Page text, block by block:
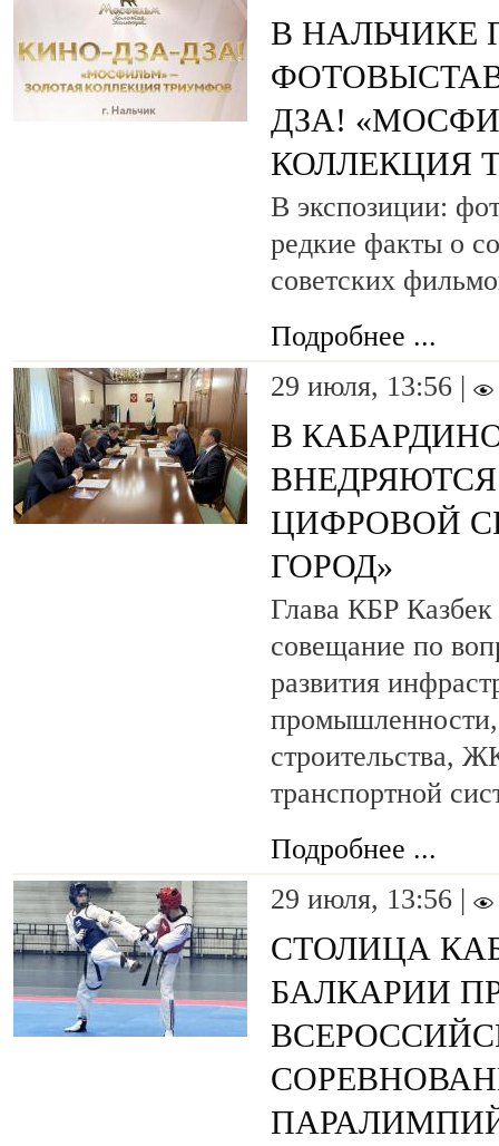
В НАЛЬЧИКЕ
ДЗА!
КОЛЛЕКЦИЯ
В экспозиции:
редкие факты о
советских
Подробнее ...
29 июля, 13:56 |
В
ЦИФРОВОЙ
ГОРОД»
Глава КБР
совещание по
развития
промышленности,
строительства,
транспортной
Подробнее ...
29 июля, 13:56 |
СТОЛИЦА
БАЛКАРИИ